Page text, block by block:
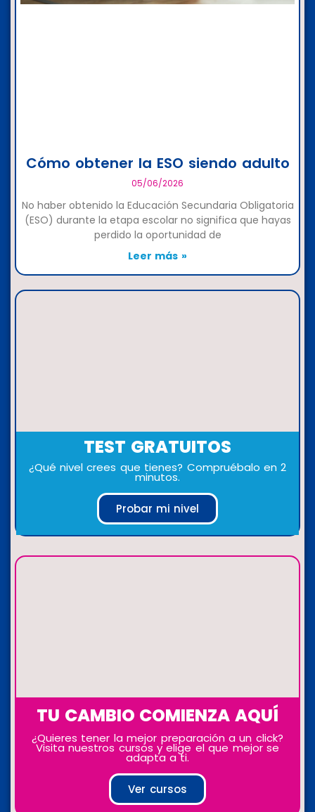
Cómo obtener la ESO siendo adulto
05/06/2026
No haber obtenido la Educación Secundaria Obligatoria
(ESO) durante la etapa escolar no significa que hayas
perdido la oportunidad de
Leer más »
TEST GRATUITOS
¿Qué nivel crees que tienes? Compruébalo en 2
minutos.
Probar mi nivel
TU CAMBIO COMIENZA AQUÍ
¿Quieres tener la mejor preparación a un click?
Visita nuestros cursos y elige el que mejor se
adapta a ti.
Ver cursos